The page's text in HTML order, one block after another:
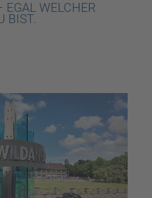
EGAL WELCHER
BIST.